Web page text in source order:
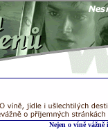
Nejen o víně vážně